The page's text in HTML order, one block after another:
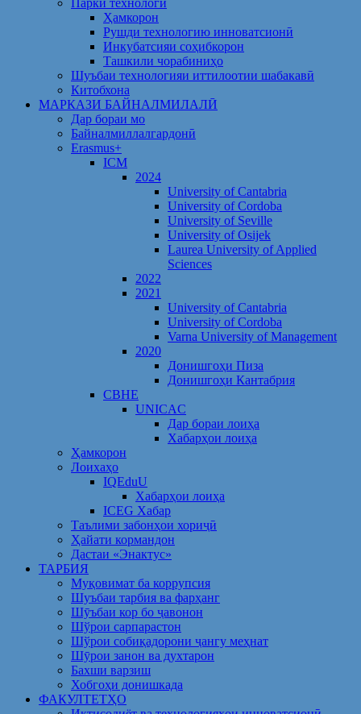
Парки технологӣ
Ҳамкорон
Рушди технологию инноватсионӣ
Инкубатсияи соҳибкорон
Ташкили чорабиниҳо
Шуъбаи технологияи иттилоотии шабакавӣ
Китобхона
МАРКАЗИ БАЙНАЛМИЛАЛӢ
Дар бораи мо
Байналмиллалгардонӣ
Erasmus+
ICM
2024
University of Cantabria
University of Cordoba
University of Seville
University of Osijek
Laurea University of Applied
Sciences
2022
2021
University of Cantabria
University of Cordoba
Varna University of Management
2020
Донишгоҳи Пиза
Донишгоҳи Кантабрия
CBHE
UNICAC
Дар бораи лоиҳа
Хабарҳои лоиҳа
Ҳамкорон
Лоихаҳо
IQEduU
Хабарҳои лоиҳа
ICEG Хабар
Таълими забонҳои хориҷӣ
Ҳайати кормандон
Дастаи «Энактус»
ТАРБИЯ
Муқовимат ба коррупсия
Шуъбаи тарбия ва фарҳанг
Шӯъбаи кор бо ҷавонон
Шўрои сарпарастон
Шўрои собиқадорони ҷангу меҳнат
Шӯрои занон ва духтарон
Бахши варзиш
Хобгоҳи донишкада
ФАКУЛТЕТҲО